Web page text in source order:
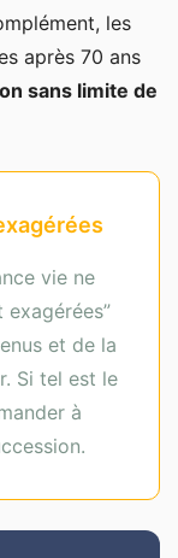
les
après 70 ans
sans limite de
vie ne
et de la
Si tel est le
à